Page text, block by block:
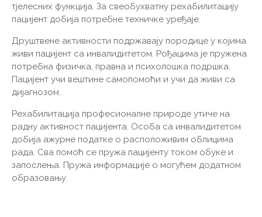
тјелесних функција. За свеобухватну рехабилитацију
пацијент добија потребне техничке уређаје.
Друштвене активности подржавају породице у којима
живи пацијент са инвалидитетом. Рођацима је пружена
потребна физичка, правна и психолошка подршка.
Пацијент учи вештине самопомоћи и учи да живи са
дијагнозом..
Рехабилитација професионалне природе утиче на
радну активност пацијента. Особа са инвалидитетом
добија ажурне податке о расположивим облицима
рада. Сва помоћ се пружа пацијенту током обуке и
запослења. Пружа информације о могућем додатном
образовању.